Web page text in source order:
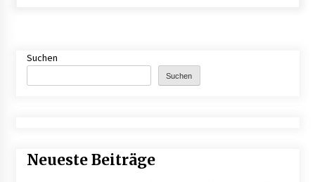
3 Monaten ago
1. Bestandsmanagement: Den Überblick
Suchen
Suchen
Neueste Beiträge